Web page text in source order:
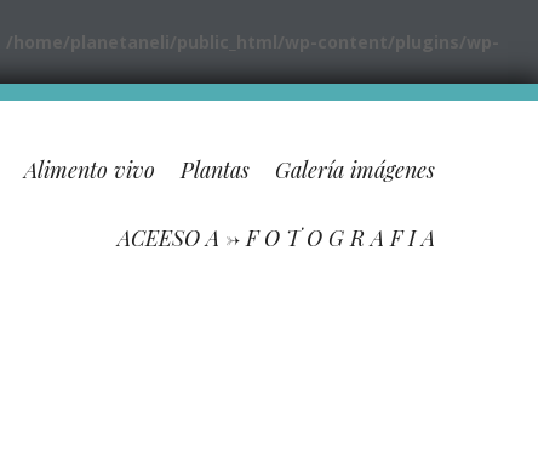
/home/planetaneli/public_html/wp-content/plugins/wp-
Alimento vivo Plantas Galería imágenes
ACEESO A -> F O T O G R A F I A